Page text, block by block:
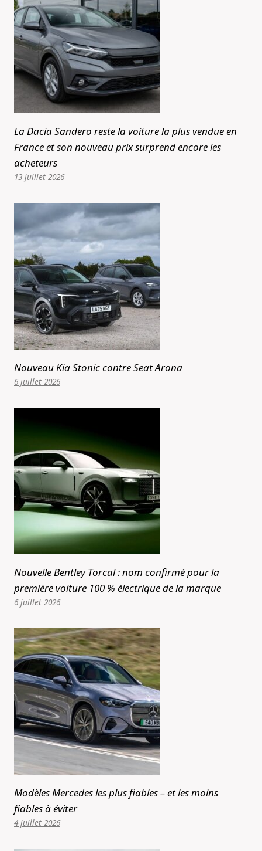
La Dacia Sandero reste la voiture la plus vendue en
France et son nouveau prix surprend encore les
acheteurs
13 juillet 2026
Nouveau Kia Stonic contre Seat Arona
6 juillet 2026
Nouvelle Bentley Torcal : nom confirmé pour la
première voiture 100 % électrique de la marque
6 juillet 2026
Modèles Mercedes les plus fiables – et les moins
fiables à éviter
4 juillet 2026